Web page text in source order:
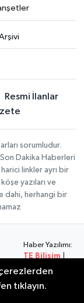
Resmi İlanlar
sorumludur.
Dakika Haberleri
linkler ayrı bir
yazıları ve
dahi, herhangi bir
Haber Yazılımı:
TE Bilişim
Copyright ©
tıklayın.